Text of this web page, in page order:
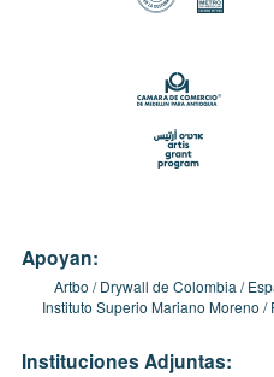
Apoyan:
Artbo Drywall de Colombia
Instituto Superio Mariano Moreno
Instituciones Adjuntas: